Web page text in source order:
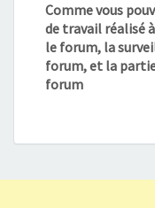
Comme vous
de travail réalisé
le forum, la
forum, et la
forum